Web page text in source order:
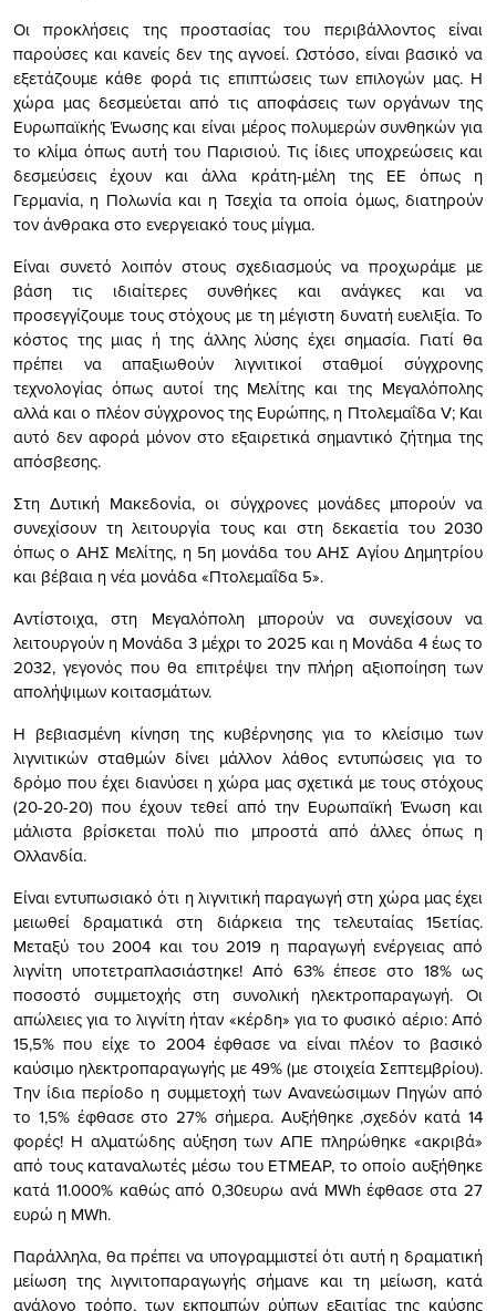
Οι προκλήσεις της προστασίας του περιβάλλοντος είναι
παρούσες και κανείς δεν της αγνοεί. Ωστόσο, είναι βασικό να
εξετάζουμε κάθε φορά τις επιπτώσεις των επιλογών μας. Η
χώρα μας δεσμεύεται από τις αποφάσεις των οργάνων της
Ευρωπαϊκής Ένωσης και είναι μέρος πολυμερών συνθηκών για
το κλίμα όπως αυτή του Παρισιού. Τις ίδιες υποχρεώσεις και
δεσμεύσεις έχουν και άλλα κράτη-μέλη της ΕΕ όπως η
Γερμανία, η Πολωνία και η Τσεχία τα οποία όμως, διατηρούν
τον άνθρακα στο ενεργειακό τους μίγμα.
Είναι συνετό λοιπόν στους σχεδιασμούς να προχωράμε με
βάση τις ιδιαίτερες συνθήκες και ανάγκες και να
προσεγγίζουμε τους στόχους με τη μέγιστη δυνατή ευελιξία. Το
κόστος της μιας ή της άλλης λύσης έχει σημασία. Γιατί θα
πρέπει να απαξιωθούν λιγνιτικοί σταθμοί σύγχρονης
τεχνολογίας όπως αυτοί της Μελίτης και της Μεγαλόπολης
αλλά και ο πλέον σύγχρονος της Ευρώπης, η Πτολεμαΐδα V; Και
αυτό δεν αφορά μόνον στο εξαιρετικά σημαντικό ζήτημα της
απόσβεσης.
Στη Δυτική Μακεδονία, οι σύγχρονες μονάδες μπορούν να
συνεχίσουν τη λειτουργία τους και στη δεκαετία του 2030
όπως ο ΑΗΣ Μελίτης, η 5η μονάδα του ΑΗΣ Αγίου Δημητρίου
και βέβαια η νέα μονάδα «Πτολεμαΐδα 5».
Αντίστοιχα, στη Μεγαλόπολη μπορούν να συνεχίσουν να
λειτουργούν η Μονάδα 3 μέχρι το 2025 και η Μονάδα 4 έως το
2032, γεγονός που θα επιτρέψει την πλήρη αξιοποίηση των
απολήψιμων κοιτασμάτων.
Η βεβιασμένη κίνηση της κυβέρνησης για το κλείσιμο των
λιγνιτικών σταθμών δίνει μάλλον λάθος εντυπώσεις για το
δρόμο που έχει διανύσει η χώρα μας σχετικά με τους στόχους
(20-20-20) που έχουν τεθεί από την Ευρωπαϊκή Ένωση και
μάλιστα βρίσκεται πολύ πιο μπροστά από άλλες όπως η
Ολλανδία.
Είναι εντυπωσιακό ότι η λιγνιτική παραγωγή στη χώρα μας έχει
μειωθεί δραματικά στη διάρκεια της τελευταίας 15ετίας.
Μεταξύ του 2004 και του 2019 η παραγωγή ενέργειας από
λιγνίτη υποτετραπλασιάστηκε! Από 63% έπεσε στο 18% ως
ποσοστό συμμετοχής στη συνολική ηλεκτροπαραγωγή. Οι
απώλειες για το λιγνίτη ήταν «κέρδη» για το φυσικό αέριο: Από
15,5% που είχε το 2004 έφθασε να είναι πλέον το βασικό
καύσιμο ηλεκτροπαραγωγής με 49% (με στοιχεία Σεπτεμβρίου).
Την ίδια περίοδο η συμμετοχή των Ανανεώσιμων Πηγών από
το 1,5% έφθασε στο 27% σήμερα. Αυξήθηκε ,σχεδόν κατά 14
φορές! Η αλματώδης αύξηση των ΑΠΕ πληρώθηκε «ακριβά»
από τους καταναλωτές μέσω του ΕΤΜΕΑΡ, το οποίο αυξήθηκε
κατά 11.000% καθώς από 0,30ευρω ανά MWh έφθασε στα 27
ευρώ η MWh.
Παράλληλα, θα πρέπει να υπογραμμιστεί ότι αυτή η δραματική
μείωση της λιγνιτοπαραγωγής σήμανε και τη μείωση, κατά
ανάλογο τρόπο, των εκπομπών ρύπων εξαιτίας της καύσης